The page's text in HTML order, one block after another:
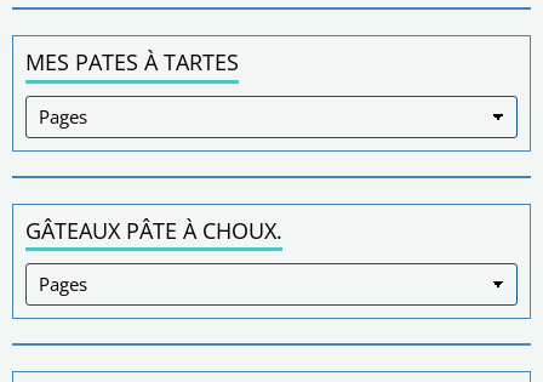
MES PATES À TARTES
GÂTEAUX PÂTE À CHOUX.